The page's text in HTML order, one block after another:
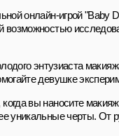
онлайн-игрой
энтузиаста
девушке
вы наносите
уникальные черты.